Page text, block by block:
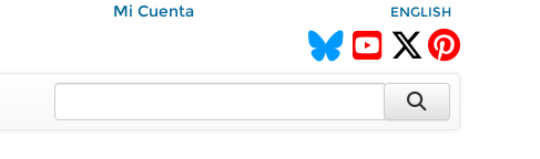
Mi Cuenta ENGLISH